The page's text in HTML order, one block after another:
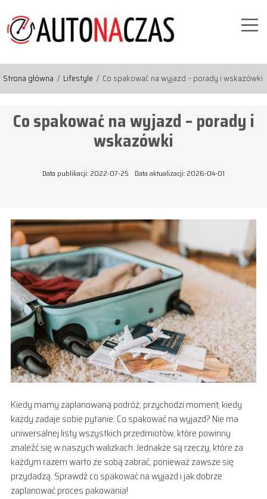
Strona główna / Lifestyle / Co spakować na wyjazd – porady i wskazówki
Co spakować na wyjazd – porady i
wskazówki
Data publikacji: 2022-07-25 Data aktualizacji: 2026-04-01
Kiedy mamy zaplanowaną podróż, przychodzi moment, kiedy
każdy zadaje sobie pytanie: Co spakować na wyjazd? Nie ma
uniwersalnej listy wszystkich przedmiotów, które powinny
znaleźć się w naszych walizkach. Jednakże są rzeczy, które za
każdym razem warto ze sobą zabrać, ponieważ zawsze się
przydadzą. Sprawdź co spakować na wyjazd i jak dobrze
zaplanować proces pakowania!